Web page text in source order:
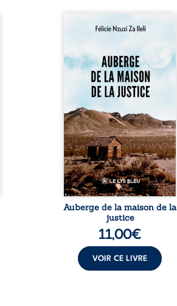
Auberge de la maison de la
parcours exemplaire de
Mbala Zi Nkuaku Lema Félix.
Magistrat intègre, fervent
défenseur des droits
humains et de
l’indépendance judiciaire, il
voit sa carrière de trente-
quatre ans brutalement
brisée par une révocation
arbitraire en 2009, plongeant
sa vie dans un chaos
matériel et moral. À ...
Auberge de la maison de la
justice
11,00€
VOIR CE LIVRE